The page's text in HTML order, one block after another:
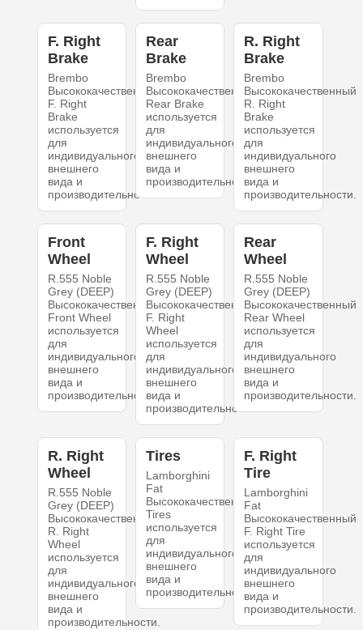
F. Right
Brake
Brembo
Высококачественный
F. Right
Brake
используется
для
индивидуального
внешнего
вида и
производительности.
Rear
Brake
Brembo
Высококачественный
Rear Brake
используется
для
индивидуального
внешнего
вида и
производительности.
R. Right
Brake
Brembo
Высококачественный
R. Right
Brake
используется
для
индивидуального
внешнего
вида и
производительности.
Front
Wheel
R.555 Noble
Grey (DEEP)
Высококачественный
Front Wheel
используется
для
индивидуального
внешнего
вида и
производительности.
F. Right
Wheel
R.555 Noble
Grey (DEEP)
Высококачественный
F. Right
Wheel
используется
для
индивидуального
внешнего
вида и
производительности.
Rear
Wheel
R.555 Noble
Grey (DEEP)
Высококачественный
Rear Wheel
используется
для
индивидуального
внешнего
вида и
производительности.
R. Right
Wheel
R.555 Noble
Grey (DEEP)
Высококачественный
R. Right
Wheel
используется
для
индивидуального
внешнего
вида и
производительности.
Tires
Lamborghini
Fat
Высококачественный
Tires
используется
для
индивидуального
внешнего
вида и
производительности.
F. Right
Tire
Lamborghini
Fat
Высококачественный
F. Right Tire
используется
для
индивидуального
внешнего
вида и
производительности.